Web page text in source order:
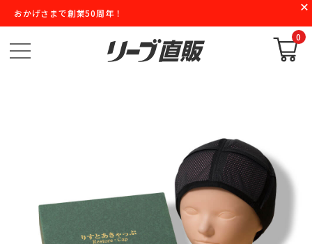
おかげさまで創業50周年！
0